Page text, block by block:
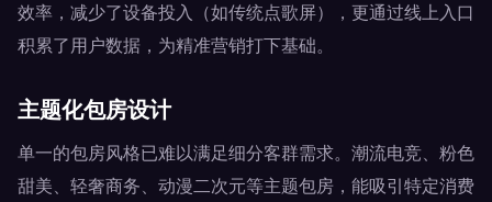
效率，减少了设备投入（如传统点歌屏），更通过线上入口
积累了用户数据，为精准营销打下基础。
主题化包房设计
单一的包房风格已难以满足细分客群需求。潮流电竞、粉色
甜美、轻奢商务、动漫二次元等主题包房，能吸引特定消费